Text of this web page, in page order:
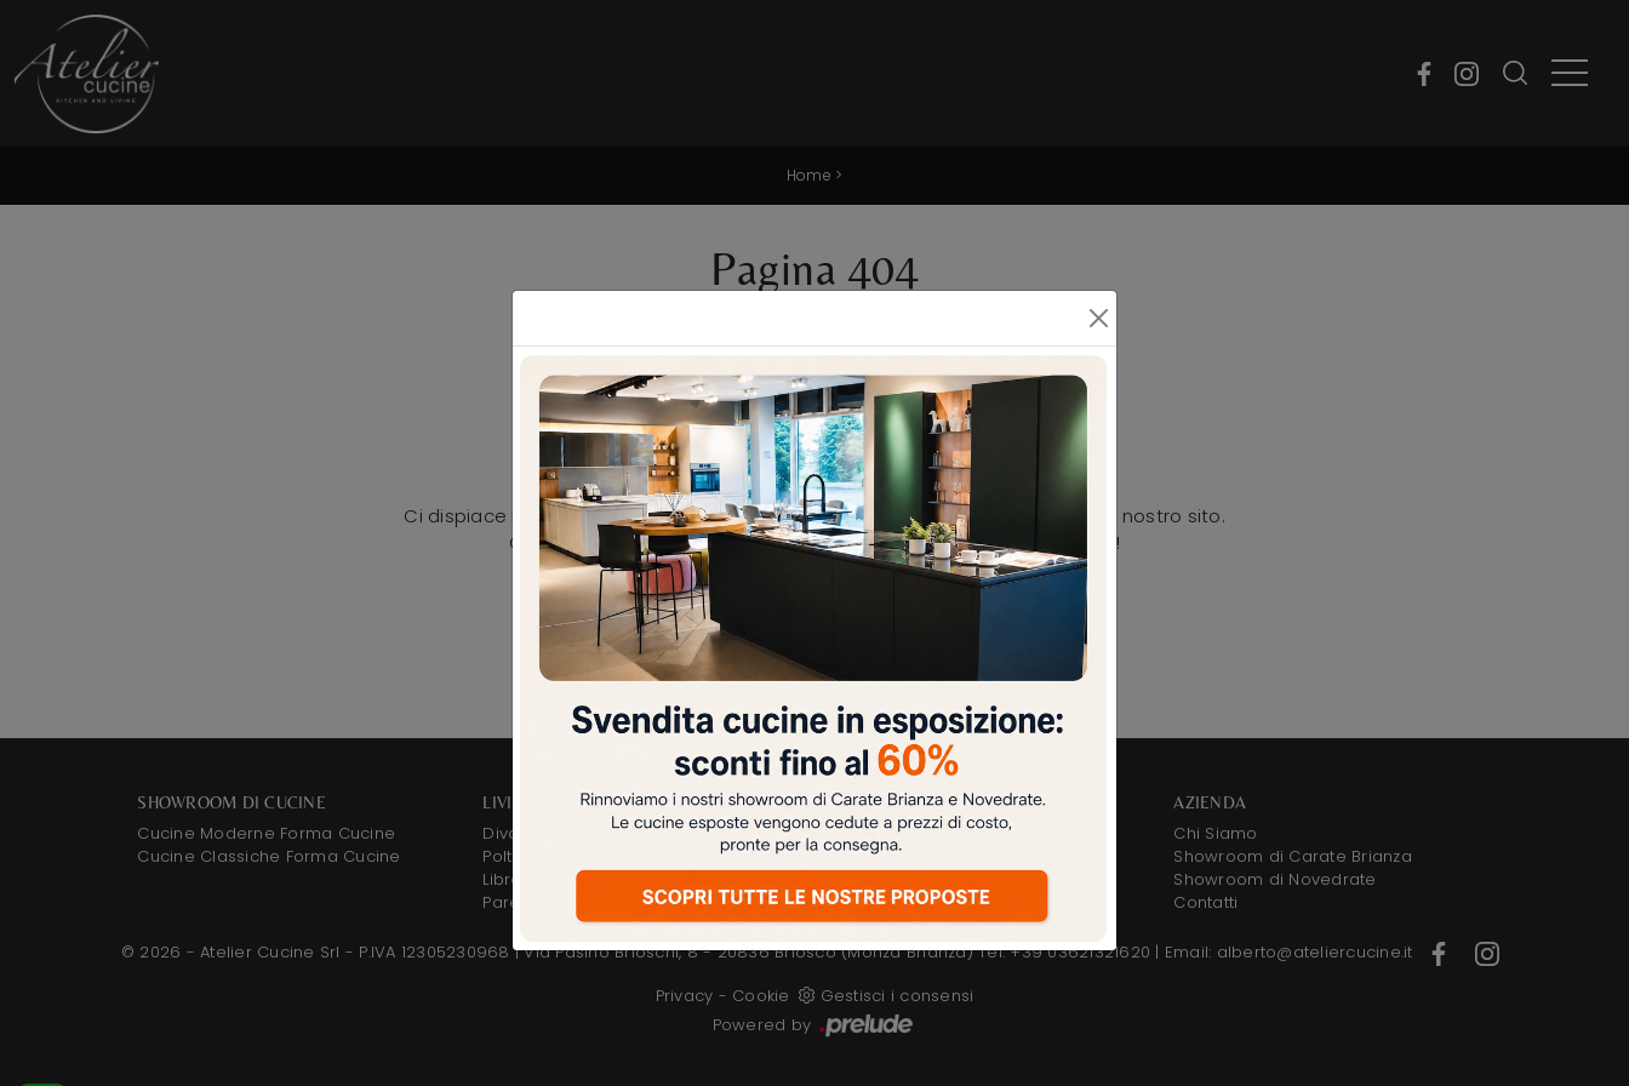
Home >
Pagina 404
Pagina non trovata
Ci dispiace ma la pagina che stai cercando non è più presente all'interno del nostro sito.
Continua a navigare per scoprire tante altre interessanti iniziative!
SHOWROOM DI CUCINE
Cucine Moderne Forma Cucine
Cucine Classiche Forma Cucine
LIVING
Divani
Poltrone
Librerie
Pareti Attrezzate
ZONA NOTTE
Letti
Camerette
Comodini
AZIENDA
Chi Siamo
Showroom di Carate Brianza
Showroom di Novedrate
Contatti
© 2026 - Atelier Cucine Srl - P.IVA 12305230968 |Via Pasino Brioschi, 8 - 20836 Briosco (Monza Brianza) Tel: +39 03621321620 | Email: alberto@ateliercucine.it
Privacy - Cookie
Gestisci i consensi
Powered by